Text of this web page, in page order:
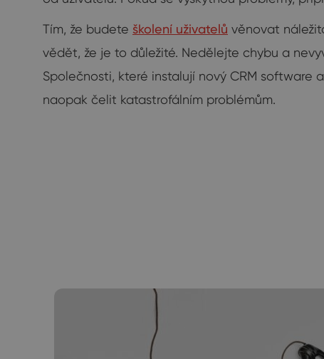
Tím, že budete školení uživatelů věnovat
vědět, že je to důležité. Nedělejte chybu a
Společnosti, které instalují nový CRM software
naopak čelit katastrofálním problémům.